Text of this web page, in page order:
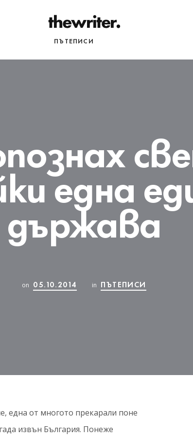
ПЪТЕПИСИ
една
държава
on 05.10.2014 in ПЪТЕПИСИ
една от многото прекарали поне
извън България. Понеже